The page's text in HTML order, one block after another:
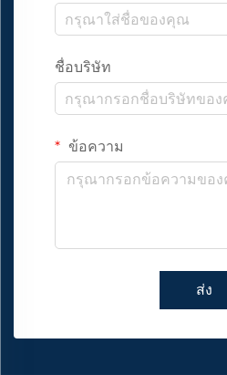
ชื่อบริษัท
ข้อความ
ส่ง